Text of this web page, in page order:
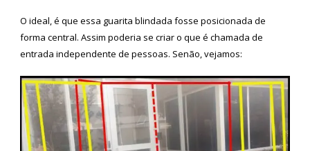
O ideal, é que essa guarita blindada fosse posicionada de
forma central. Assim poderia se criar o que é chamada de
entrada independente de pessoas. Senão, vejamos: